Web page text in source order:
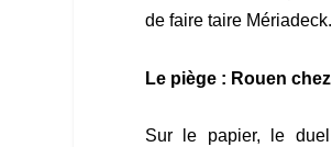
de faire taire Mériadeck.
Le piège : Rouen
Sur le papier, le